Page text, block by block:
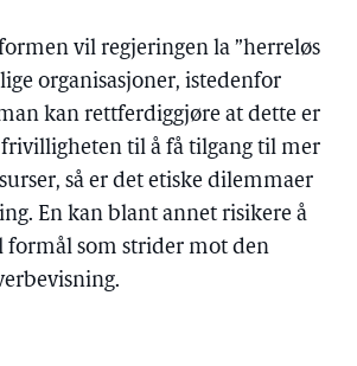
vil regjeringen la ”herreløs
organisasjoner, istedenfor
kan rettferdiggjøre at dette er
til å få tilgang til mer
så er det etiske dilemmaer
En kan blant annet risikere å
formål som strider mot den